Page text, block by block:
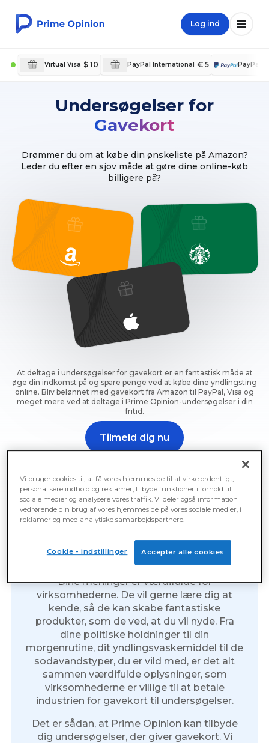
Log ind
Virtual Visa $ 10 PayPal International € 5 PayPal
Undersøgelser for
Gavekort
Drømmer du om at købe din ønskeliste på Amazon?
Leder du efter en sjov måde at gøre dine online-køb
billigere på?
At deltage i undersøgelser for gavekort er en fantastisk måde at
øge din indkomst på og spare penge ved at købe dine yndlingsting
online. Bliv belønnet med gavekort fra Amazon til PayPal, Visa og
meget mere ved at deltage i Prime Opinion-undersøgelser i din
fritid.
Tilmeld dig nu
Tilmeld dig nu, og begynd at tjene gratis gavekort til
undersøgelser med det samme.
Gratis gavekort til
undersøgelser
Dine meninger er værdifulde for
virksomhederne. De vil gerne lære dig at
kende, så de kan skabe fantastiske
produkter, som de ved, at du vil nyde. Fra
dine politiske holdninger til din
morgenrutine, dit yndlingsvaskemiddel til de
sodavandstyper, du er vild med, er det alt
sammen værdifulde oplysninger, som
virksomhederne er villige til at betale
industrien for gavekort til undersøgelser.
Det er sådan, at Prime Opinion kan tilbyde
dig undersøgelser, der giver gavekort. Vi
Vi bruger cookies til, at få vores hjemmeside til at virke ordentligt,
personalisere indhold og reklamer, tilbyde funktioner i forhold til
sociale medier og analysere vores traffik. Vi deler også information
vedrørende din brug af vores hjemmeside på vores sociale medier, i
reklamer og med analytiske samarbejdspartnere.
Accepter alle cookies
Cookie - indstillinger